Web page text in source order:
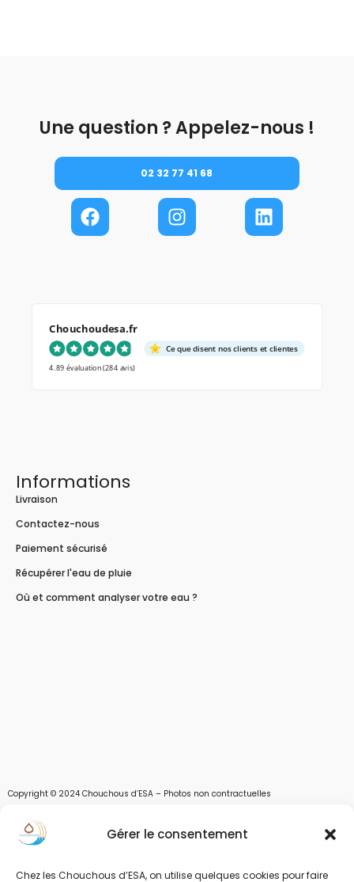
Gérer le consentement
Chez les Chouchous d’ESA, on utilise quelques cookies pour faire
Une question ? Appelez-nous !
02 32 77 41 68
Chouchoudesa.fr
Ce que disent nos clients et clientes
4.89 évaluation(284 avis)
Informations
Livraison
Contactez-nous
Paiement sécurisé
Récupérer l'eau de pluie
Où et comment analyser votre eau ?
Copyright © 2024 Chouchous d’ESA – Photos non contractuelles
Les chouchous d’Esa vous apportent toutes les solutions pour récupérer l’eau de
pluie, et des moyens pour stocker, filtrer, traiter et potabiliser l’eau d’un forage,
Soleil et Air nous proposons également des équipements pour décontaminer de